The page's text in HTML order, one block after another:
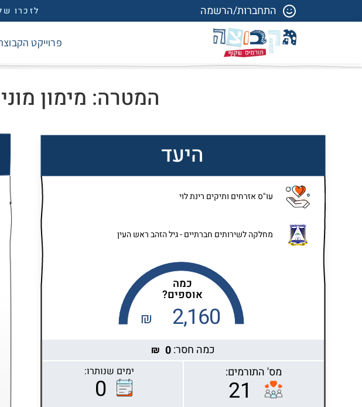
התחברות/הרשמה לזכרו
פרוייקט
המטרה: מימון
היעד
עו"ס אזרחים ותיקים רינת לוי
מחלקה לשירותים חברתיים - גיל הזהב ראש העין
Highcharts.com
כמה
אוספים?
2,160
₪
כמה חסר:0
₪
מס' התורמים:
21
ימים שנותרו:
0